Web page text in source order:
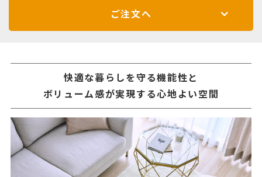
ご注文へ
快適な暮らしを守る機能性と
ボリューム感が実現する心地よい空間